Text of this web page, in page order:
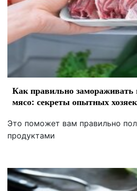
Как правильно замораживать
мясо: секреты опытных хозяек
Это поможет вам правильно
продуктами